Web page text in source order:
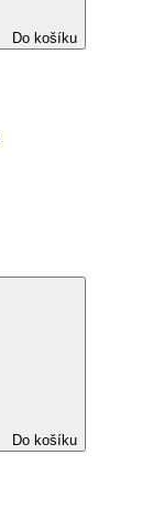
Do košíku
Do košíku